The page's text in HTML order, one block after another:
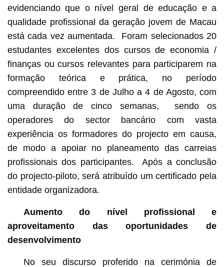
evidenciando que o nível geral de educação e a
qualidade profissional da geração jovem de Macau
está cada vez aumentada. Foram selecionados 20
estudantes excelentes dos cursos de economia /
finanças ou cursos relevantes para participarem na
formação teórica e prática, no período
compreendido entre 3 de Julho a 4 de Agosto, com
uma duração de cinco semanas, sendo os
operadores do sector bancário com vasta
experiência os formadores do projecto em causa,
de modo a apoiar no planeamento das carreias
profissionais dos participantes. Após a conclusão
do projecto-piloto, será atribuído um certificado pela
entidade organizadora.
Aumento do nível profissional e
aproveitamento das oportunidades de
desenvolvimento
No seu discurso proferido na cerimónia de